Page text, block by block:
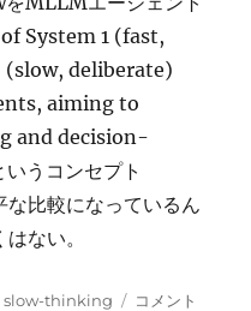
System 1 (fast,
deliberate)
aiming to
and decision-
うコンセプト
比較になっているん
ない。
slow-thinking
Visual
コメント